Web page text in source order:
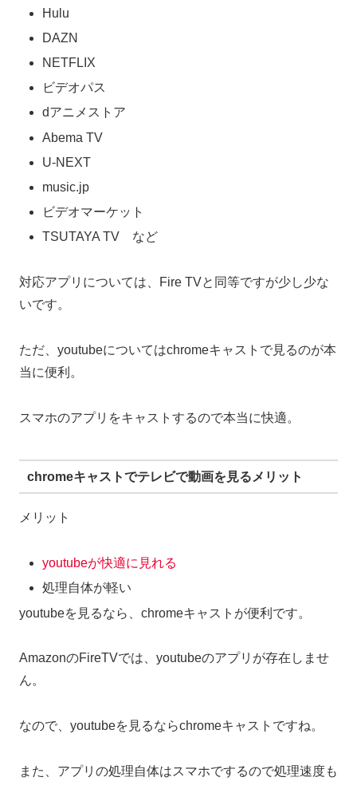
Hulu
DAZN
NETFLIX
ビデオパス
dアニメストア
Abema TV
U-NEXT
music.jp
ビデオマーケット
TSUTAYA TV など
対応アプリについては、Fire TVと同等ですが少し少な
いです。
ただ、youtubeについてはchromeキャストで見るのが本
当に便利。
スマホのアプリをキャストするので本当に快適。
chromeキャストでテレビで動画を見るメリット
メリット
youtubeが快適に見れる
処理自体が軽い
youtubeを見るなら、chromeキャストが便利です。
AmazonのFireTVでは、youtubeのアプリが存在しませ
ん。
なので、youtubeを見るならchromeキャストですね。
また、 アプリの処理自体はスマホでするので処理速度も